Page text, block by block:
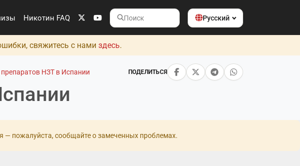
Никотин FAQ
Поиск
Русский
свяжитесь с нами здесь.
НЗТ в Испании ПОДЕЛИТЬСЯ
— пожалуйста, сообщайте о замеченных проблемах.